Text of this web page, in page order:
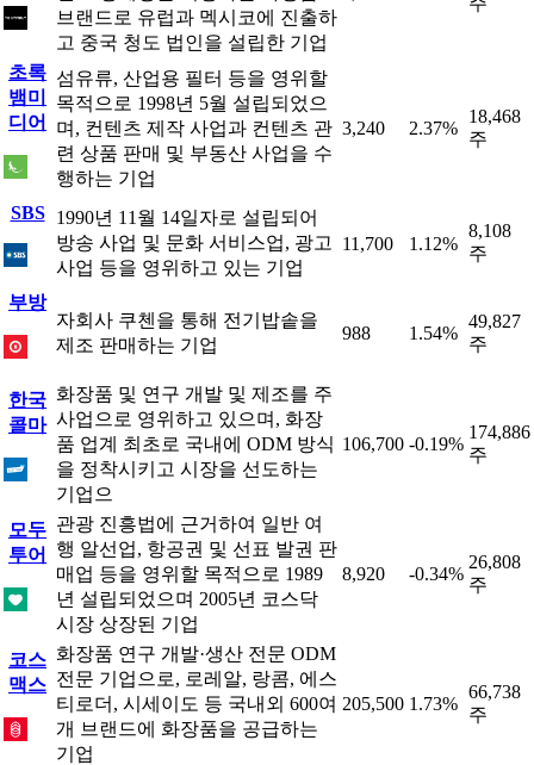
브랜드로 유럽과 멕시코에 진출하
고 중국 청도 법인을 설립한 기업
초록
뱀미
디어
섬유류, 산업용 필터 등을 영위할
목적으로 1998년 5월 설립되었으
며, 컨텐츠 제작 사업과 컨텐츠 관
련 상품 판매 및 부동산 사업을 수
행하는 기업
3,240 2.37%
18,468
주
SBS
1990년 11월 14일자로 설립되어
방송 사업 및 문화 서비스업, 광고
사업 등을 영위하고 있는 기업
11,700 1.12%
8,108
주
부방
자회사 쿠첸을 통해 전기밥솥을
제조 판매하는 기업
988 1.54%
49,827
주
한국
콜마
화장품 및 연구 개발 및 제조를 주
사업으로 영위하고 있으며, 화장
품 업계 최초로 국내에 ODM 방식
을 정착시키고 시장을 선도하는
기업으
106,700 -0.19%
174,886
주
모두
투어
관광 진흥법에 근거하여 일반 여
행 알선업, 항공권 및 선표 발권 판
매업 등을 영위할 목적으로 1989
년 설립되었으며 2005년 코스닥
시장 상장된 기업
8,920 -0.34%
26,808
주
코스
맥스
화장품 연구 개발·생산 전문 ODM
전문 기업으로, 로레알, 랑콤, 에스
티로더, 시세이도 등 국내외 600여
개 브랜드에 화장품을 공급하는
기업
205,500 1.73%
66,738
주